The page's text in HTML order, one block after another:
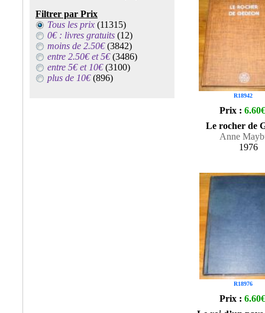
Filtrer par Prix
Tous les prix (11315)
0€ : livres gratuits (12)
moins de 2.50€(3842)
entre 2.50€ et 5€(3486)
entre 5€ et 10€(3100)
plus de 10€(896)
R18942
Prix : 6.60€
Le rocher de
Anne
1976
R18976
Prix : 6.60€